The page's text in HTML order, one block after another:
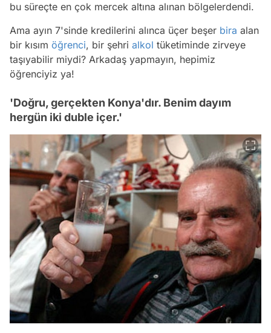
bu süreçte en çok mercek altına alınan bölgelerdendi.
Ama ayın 7'sinde kredilerini alınca üçer beşer bira alan
bir kısım öğrenci, bir şehri alkol tüketiminde zirveye
taşıyabilir miydi? Arkadaş yapmayın, hepimiz
öğrenciyiz ya!
'Doğru, gerçekten Konya'dır. Benim dayım
hergün iki duble içer.'